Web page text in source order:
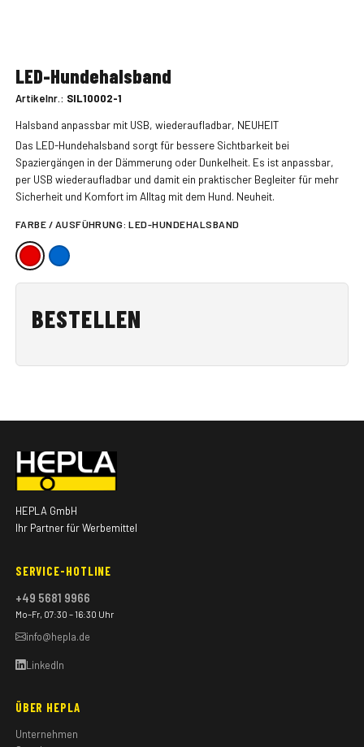
LED-Hundehalsband
Artikelnr.: SIL10002-1
Halsband anpassbar mit USB, wiederaufladbar, NEUHEIT
Das LED-Hundehalsband sorgt für bessere Sichtbarkeit bei
Spaziergängen in der Dämmerung oder Dunkelheit. Es ist anpassbar,
per USB wiederaufladbar und damit ein praktischer Begleiter für mehr
Sicherheit und Komfort im Alltag mit dem Hund. Neuheit.
FARBE / AUSFÜHRUNG:LED-HUNDEHALSBAND
BESTELLEN
HEPLA GmbH
Ihr Partner für Werbemittel
SERVICE-HOTLINE
+49 5681 9966
Mo–Fr, 07:30 – 16:30 Uhr
info@hepla.de
LinkedIn
ÜBER HEPLA
Unternehmen